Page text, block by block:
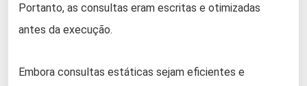
Portanto, as consultas eram escritas e otimizadas
antes da execução.
Embora consultas estáticas sejam eficientes e